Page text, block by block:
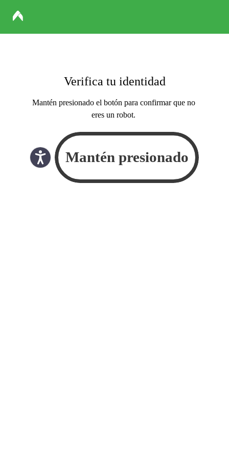
Verifica tu identidad
Mantén presionado el botón para confirmar que no
eres un robot.